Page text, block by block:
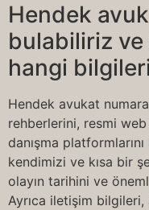
Hendek
bulabiliriz ve
hangi
Hendek avukat
rehberlerini, resmi
danışma platformlarını
kendimizi ve kısa bir
olayın tarihini ve
Ayrıca iletişim